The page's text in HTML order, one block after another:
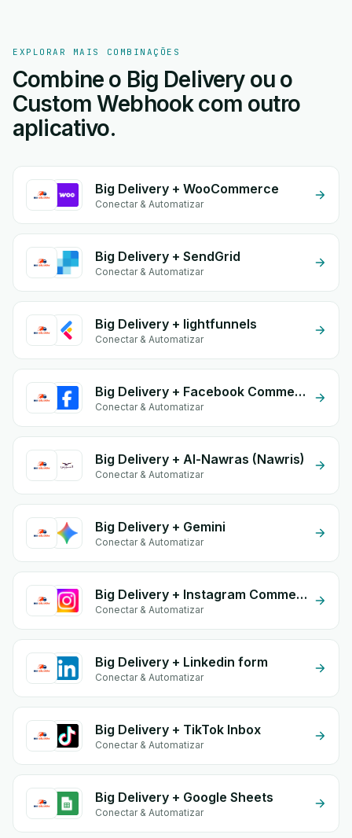
EXPLORAR MAIS COMBINAÇÕES
Combine o Big Delivery ou o
Custom Webhook com outro
aplicativo.
Big Delivery + WooCommerce
Conectar & Automatizar
Big Delivery + SendGrid
Conectar & Automatizar
Big Delivery + lightfunnels
Conectar & Automatizar
Big Delivery + Facebook Commerce
Conectar & Automatizar
Big Delivery + Al-Nawras (Nawris)
Conectar & Automatizar
Big Delivery + Gemini
Conectar & Automatizar
Big Delivery + Instagram Comment
Conectar & Automatizar
Big Delivery + Linkedin form
Conectar & Automatizar
Big Delivery + TikTok Inbox
Conectar & Automatizar
Big Delivery + Google Sheets
Conectar & Automatizar